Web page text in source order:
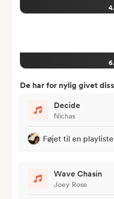
De har for nylig givet
Decide
Nichas
Føjet til en playliste
Wave Chasin
Joey Rose